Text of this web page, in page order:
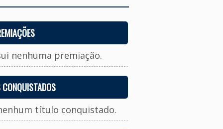
nenhuma premiação.
título conquistado.